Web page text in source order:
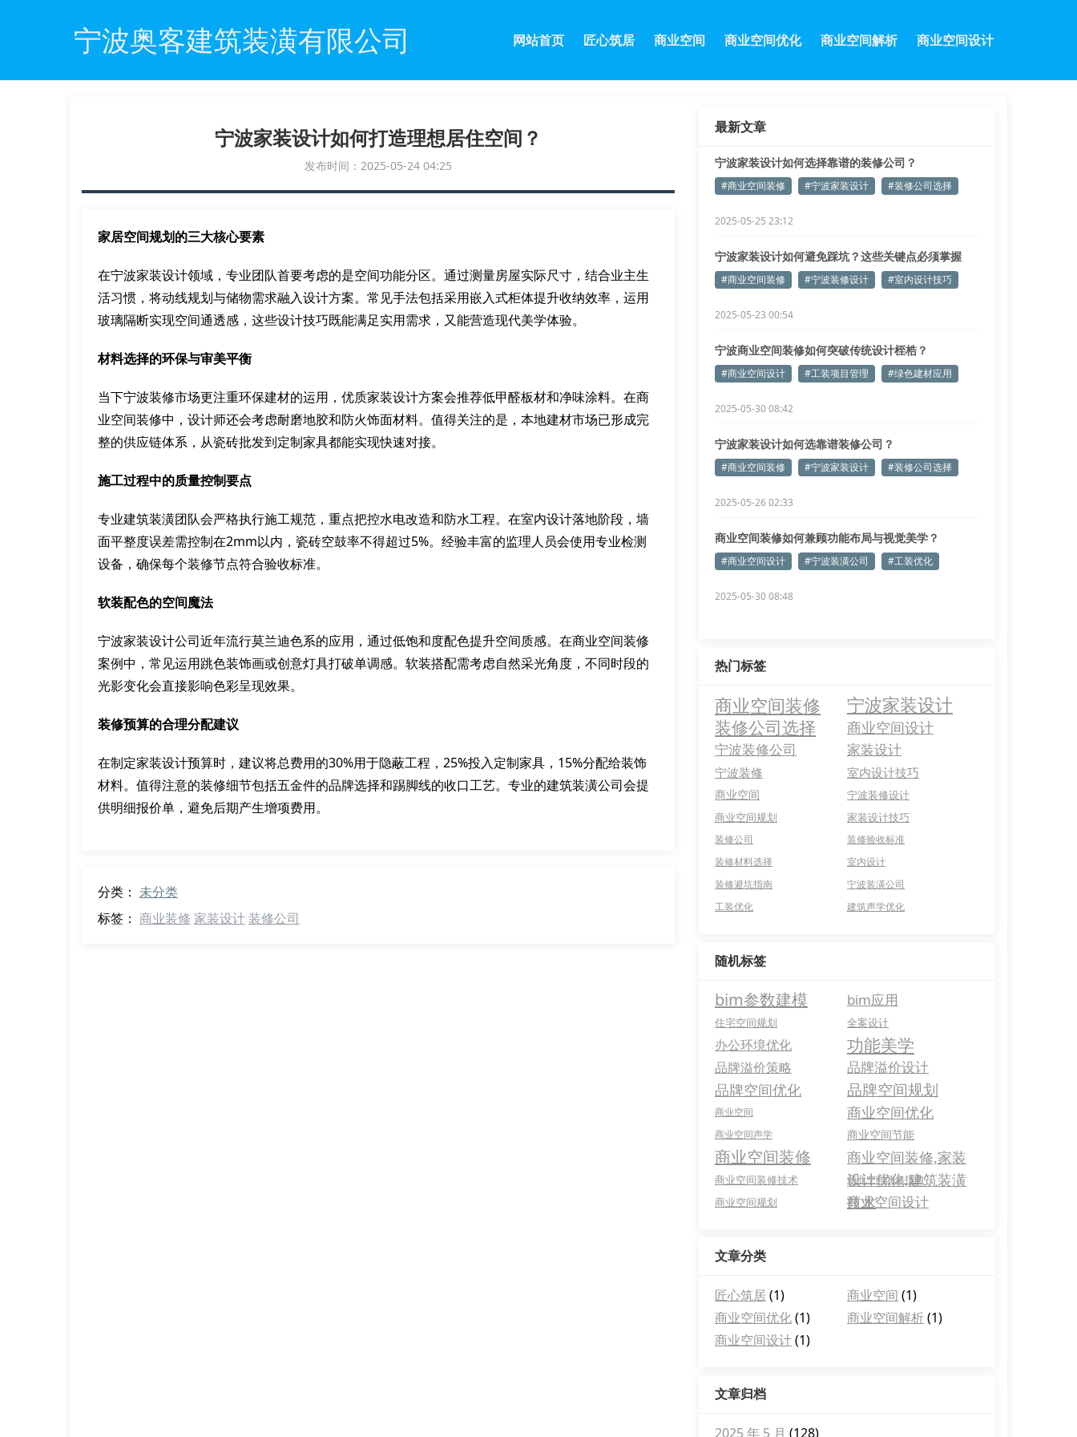
宁波奥客建筑装潢有限公司 网站首页 匠心筑居 商业空间 商业空间优化 商业空间解析 商业空间设计
宁波家装设计如何打造理想居住空间？
发布时间：2025-05-24 04:25
家居空间规划的三大核心要素
在宁波家装设计领域，专业团队首要考虑的是空间功能分区。通过测量房屋实际尺寸，结合业主生
活习惯，将动线规划与储物需求融入设计方案。常见手法包括采用嵌入式柜体提升收纳效率，运用
玻璃隔断实现空间通透感，这些设计技巧既能满足实用需求，又能营造现代美学体验。
材料选择的环保与审美平衡
当下宁波装修市场更注重环保建材的运用，优质家装设计方案会推荐低甲醛板材和净味涂料。在商
业空间装修中，设计师还会考虑耐磨地胶和防火饰面材料。值得关注的是，本地建材市场已形成完
整的供应链体系，从瓷砖批发到定制家具都能实现快速对接。
施工过程中的质量控制要点
专业建筑装潢团队会严格执行施工规范，重点把控水电改造和防水工程。在室内设计落地阶段，墙
面平整度误差需控制在2mm以内，瓷砖空鼓率不得超过5%。经验丰富的监理人员会使用专业检测
设备，确保每个装修节点符合验收标准。
软装配色的空间魔法
宁波家装设计公司近年流行莫兰迪色系的应用，通过低饱和度配色提升空间质感。在商业空间装修
案例中，常见运用跳色装饰画或创意灯具打破单调感。软装搭配需考虑自然采光角度，不同时段的
光影变化会直接影响色彩呈现效果。
装修预算的合理分配建议
在制定家装设计预算时，建议将总费用的30%用于隐蔽工程，25%投入定制家具，15%分配给装饰
材料。值得注意的装修细节包括五金件的品牌选择和踢脚线的收口工艺。专业的建筑装潢公司会提
供明细报价单，避免后期产生增项费用。
分类： 未分类
标签： 商业装修 家装设计装修公司
最新文章
宁波家装设计如何选择靠谱的装修公司？
#商业空间装修 #宁波家装设计 #装修公司选择
2025-05-25 23:12
宁波家装设计如何避免踩坑？这些关键点必须掌握
#商业空间装修 #宁波装修设计 #室内设计技巧
2025-05-23 00:54
宁波商业空间装修如何突破传统设计桎梏？
#商业空间设计 #工装项目管理 #绿色建材应用
2025-05-30 08:42
宁波家装设计如何选靠谱装修公司？
#商业空间装修 #宁波家装设计 #装修公司选择
2025-05-26 02:33
商业空间装修如何兼顾功能布局与视觉美学？
#商业空间设计 #宁波装潢公司 #工装优化
2025-05-30 08:48
热门标签
商业空间装修 宁波家装设计
装修公司选择 商业空间设计
宁波装修公司 家装设计
宁波装修 室内设计技巧
商业空间
宁波装修设计
商业空间规划
家装设计技巧
装修公司
装修验收标准
装修材料选择
室内设计
装修避坑指南
宁波装潢公司
工装优化
建筑声学优化
随机标签
bim参数建模 bim应用
住宅空间规划 全案设计
办公环境优化 功能美学
品牌溢价策略 品牌溢价设计
品牌空间优化 品牌空间规划
商业空间 商业空间优化
商业空间声学 商业空间节能
商业空间装修
商业空间装修,家装
设计优化,建筑装潢
技术
商业空间装修技术 商业空间装修指南
商业空间规划 商业空间设计
文章分类
匠心筑居 (1) 商业空间 (1)
商业空间优化(1) 商业空间解析(1)
商业空间设计(1)
文章归档
2025 年 5 月 (128)